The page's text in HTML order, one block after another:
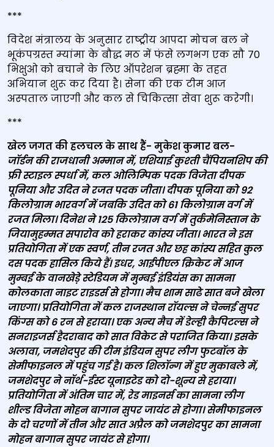
***
विदेश मंत्रालय के अनुसार राष्‍ट्रीय आपदा मोचन बल ने
भूकंपग्रस्‍त म्‍यांमा के बौद्ध मठ में फंसे लगभग एक सौ 70
भिक्षुओ को बचाने के लिए ऑपरेशन ब्रह्मा के तहत
अभियान शुरू कर दिया है। सेना की एक टीम आज
अस्‍पताल जाएगी और कल से चिकित्‍सा सेवा शुरू करेगी।
***
खेल जगत की हलचल के साथ हैं- मुकेश कुमार बल-
जॉर्डन की राजधानी अम्‍मान में, एशियाई कुश्‍ती चैंपियनशिप की
फ्री स्‍टाइल स्‍पर्धा में, कल ओलिम्‍पिक पदक विजेता दीपक
पूनिया और उदित ने रजत पदक जीता। दीपक पूनिया को 92
किलोग्राम भारवर्ग में जबकि उदित को 61 किलोग्राम वर्ग में
रजत मिला। दिनेश ने 125 किलोग्राम वर्ग में तुर्कमेनिस्‍तान के
जियामुहम्‍मत सपारोव को हराकर कांस्‍य जीता। भारत ने इस
प्रतियोगिता में एक स्‍वर्ण, तीन रजत और छह कांस्‍य सहित कुल
दस पदक हासिल किये हैं। इधर, आईपीएल क्रिकेट में आज
मुम्‍बई के वानखेड़े स्‍टेडियम में मुम्‍बई इंडियंस का सामना
कोलकाता नाइट राइडर्स से होगा। मैच शाम साढे सात बजे खेला
जाएगा। प्रतियोगिता में कल राजस्‍थान रॉयल्‍स ने चेन्‍नई सुपर
किंग्‍स को 6 रन से हराया। एक अन्‍य मैच में डेल्‍ही कैपिटल्‍स ने
सनराइजर्स हैदराबाद को सात विकेट से पराजित किया। इसके
अलावा, जमशेदपुर की टीम इंडियन सुपर लीग फुटबॉल के
सेमीफाइनल में पहुंच गई है। कल शिलॉन्‍ग में हुए मुकाबले में,
जमशेदपुर ने नॉर्थ-ईस्‍ट यूनाइटेड को दो-शून्य से हराया।
प्रतियोगिता में अंतिम चार में, रेड माइनर्स का सामना लीग
शील्‍ड विजेता मोहन बागान सुपर जायंट से होगा। सेमीफाइनल
के दो चरणों में तीन और सात अप्रैल को जमशेदपुर का सामना
मोहन बागान सुपर जायंट से होगा।